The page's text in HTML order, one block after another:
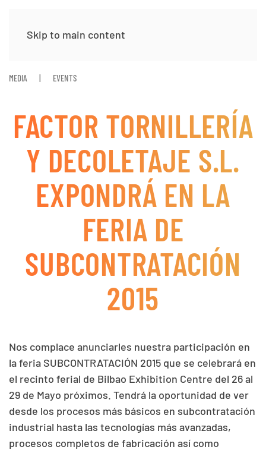
Skip to main content
MEDIA EVENTS
FACTOR TORNILLERÍA
Y DECOLETAJE S.L.
EXPONDRÁ EN LA
FERIA DE
SUBCONTRATACIÓN
2015
Nos complace anunciarles nuestra participación en
la feria SUBCONTRATACIÓN 2015 que se celebrará en
el recinto ferial de Bilbao Exhibition Centre del 26 al
29 de Mayo próximos. Tendrá la oportunidad de ver
desde los procesos más básicos en subcontratación
industrial hasta las tecnologías más avanzadas,
procesos completos de fabricación así como